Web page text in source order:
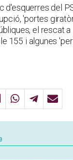
d'esquerres del
'portes
el rescat a
155 i algunes